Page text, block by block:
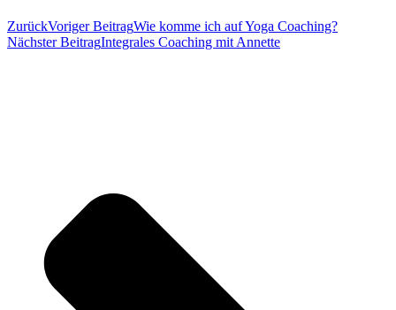
ZurückVoriger BeitragWie komme ich auf Yoga Coaching?
Nächster BeitragIntegrales Coaching mit Annette